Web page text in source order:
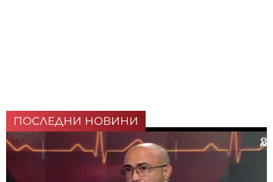
ПОСЛЕДНИ НОВИНИ